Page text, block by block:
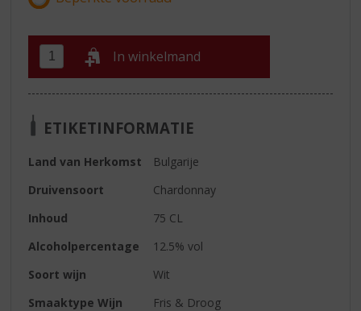
In winkelmand
ETIKETINFORMATIE
Land van Herkomst
Bulgarije
Druivensoort
Chardonnay
Inhoud
75 CL
Alcoholpercentage
12.5% vol
Soort wijn
Wit
Smaaktype Wijn
Fris & Droog